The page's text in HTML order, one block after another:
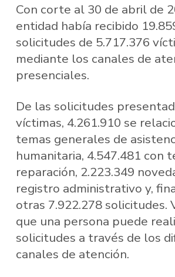
Con corte al 30 de abril de
entidad había recibido
solicitudes de 5.717.376
mediante los canales de
presenciales.
De las solicitudes
víctimas, 4.261.910 se
temas generales de
humanitaria, 4.547.481 con
reparación, 2.223.349
registro administrativo y,
otras 7.922.278 solicitudes.
que una persona puede
solicitudes a través de los
canales de atención.